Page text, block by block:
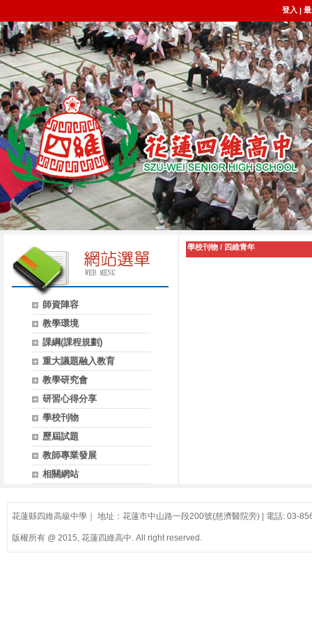
登入 |
師資陣容
教學環境
課綱(課程規劃)
重大議題融入教育
教學研究會
研習心得分享
學校刊物
歷屆試題
教師專業發展
相關網站
學校刊物 / 四維青年
花蓮縣四維高級中學｜ 地址：花蓮市中山路一段200號(慈濟醫院旁) | 電話: 03-
版權所有 @ 2015, 花蓮四維高中. All right reserved.